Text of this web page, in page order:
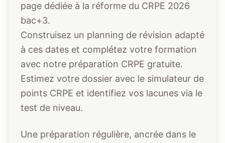
page dédiée à la réforme du CRPE 2026
bac+3.
Construisez un planning de révision adapté
à ces dates et complétez votre formation
avec notre préparation CRPE gratuite.
Estimez votre dossier avec le simulateur de
points CRPE et identifiez vos lacunes via le
test de niveau.
Une préparation régulière, ancrée dans le